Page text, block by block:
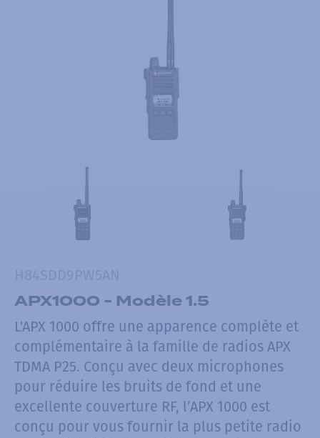
APX1000 - Modèle 1.5
L'APX 1000 offre une apparence complète et
complémentaire à la famille de radios APX
TDMA P25. Conçu avec deux microphones
pour réduire les bruits de fond et une
excellente couverture RF, l’APX 1000 est
conçu pour vous fournir la plus petite radio